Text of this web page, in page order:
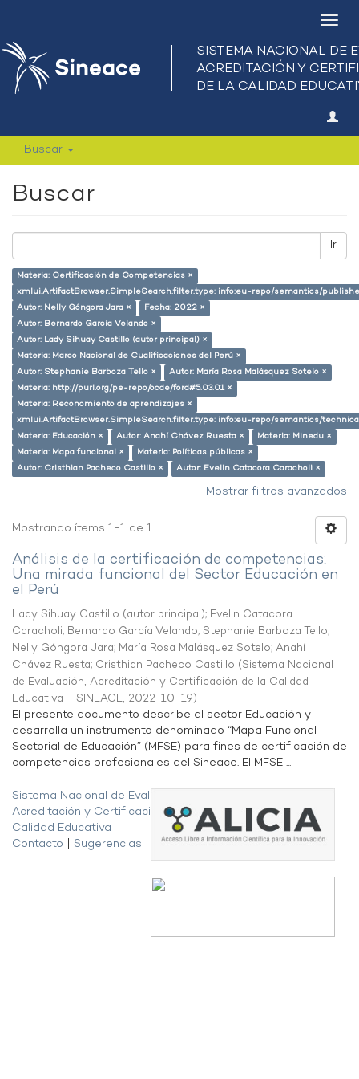
Buscar
Buscar
Ir
Materia: Certificación de Competencias ×
xmlui.ArtifactBrowser.SimpleSearch.filter.type: info:eu-repo/semantics/
Autor: Nelly Góngora Jara ×
Fecha: 2022 ×
Autor: Bernardo García Velando ×
Autor: Lady Sihuay Castillo (autor principal) ×
Materia: Marco Nacional de Cualificaciones del Perú ×
Autor: Stephanie Barboza Tello ×
Autor: María Rosa Malásquez Sotelo ×
Materia: http://purl.org/pe-repo/ocde/ford#5.03.01 ×
Materia: Reconomiento de aprendizajes ×
xmlui.ArtifactBrowser.SimpleSearch.filter.type: info:eu-repo/semantics/
Materia: Educación ×
Autor: Anahí Chávez Ruesta ×
Materia: Minedu ×
Materia: Mapa funcional ×
Materia: Políticas públicas ×
Autor: Cristhian Pacheco Castillo ×
Autor: Evelin Catacora Caracholi ×
Mostrar filtros avanzados
Mostrando ítems 1-1 de 1
Análisis de la certificación de competencias:
Una mirada funcional del Sector Educación en
el Perú
Lady Sihuay Castillo (autor principal); Evelin Catacora
Caracholi; Bernardo García Velando; Stephanie Barboza Tello;
Nelly Góngora Jara; María Rosa Malásquez Sotelo; Anahí
Chávez Ruesta; Cristhian Pacheco Castillo (Sistema Nacional
de Evaluación, Acreditación y Certificación de la Calidad
Educativa - SINEACE, 2022-10-19)
El presente documento describe al sector Educación y
desarrolla un instrumento denominado “Mapa Funcional
Sectorial de Educación” (MFSE) para fines de certificación de
competencias profesionales del Sineace. El MFSE ...
Sistema Nacional de Evaluación,
Acreditación y Certificación de la
Calidad Educativa
Contacto
Sugerencias